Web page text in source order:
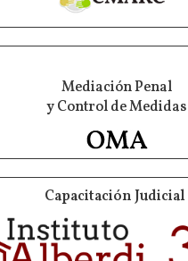
Mediación Penal
y Control de Medidas
Capacitación Judicial